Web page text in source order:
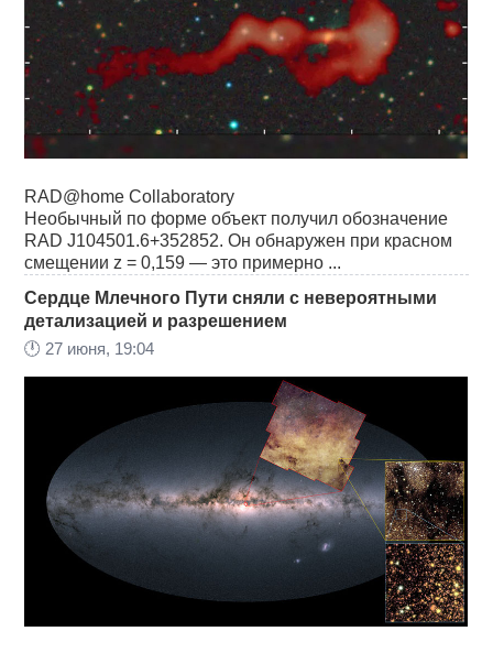
RAD@home Collaboratory
Необычный по форме объект получил обозначение
RAD J104501.6+352852. Он обнаружен при красном
смещении z = 0,159 — это примерно ...
Сердце Млечного Пути сняли с невероятными
детализацией и разрешением
🕛 27 июня, 19:04